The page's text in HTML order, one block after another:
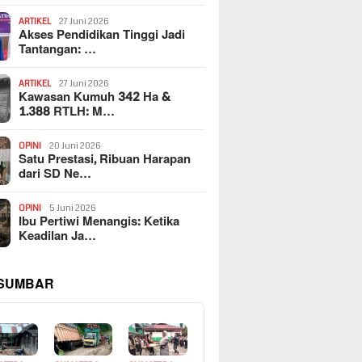
ARTIKEL 27 Juni 2026
Akses Pendidikan Tinggi Jadi
Tantangan: …
ARTIKEL 27 Juni 2026
Kawasan Kumuh 342 Ha &
1.388 RTLH: M…
OPINI 20 Juni 2026
Satu Prestasi, Ribuan Harapan
dari SD Ne…
OPINI 5 Juni 2026
Ibu Pertiwi Menangis: Ketika
Keadilan Ja…